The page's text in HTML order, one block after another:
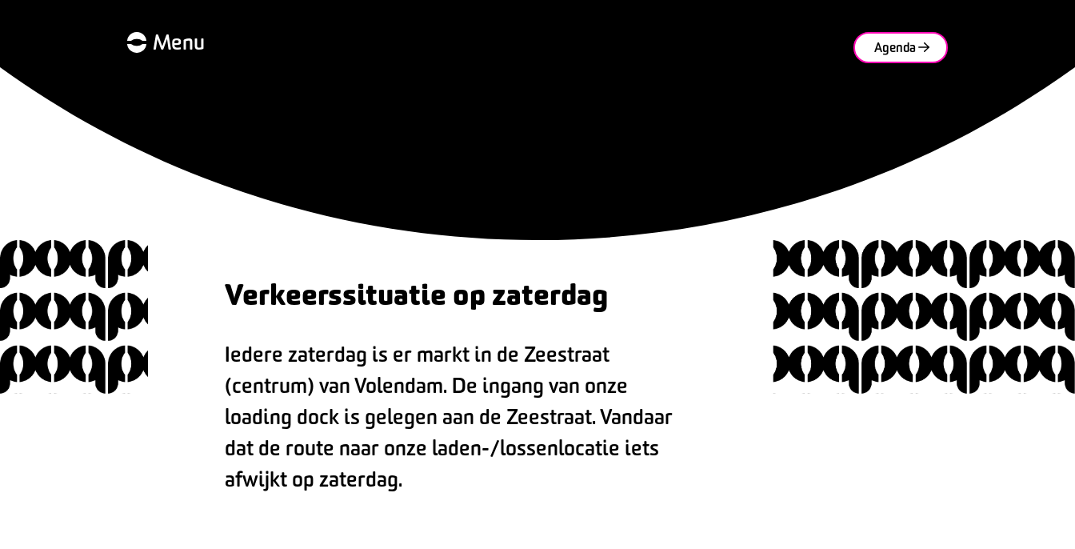
Menu Agenda
Verkeerssituatie op zaterdag
Iedere zaterdag is er markt in de Zeestraat
(centrum) van Volendam. De ingang van onze
loading dock is gelegen aan de Zeestraat. Vandaar
dat de route naar onze laden-/lossenlocatie iets
afwijkt op zaterdag.